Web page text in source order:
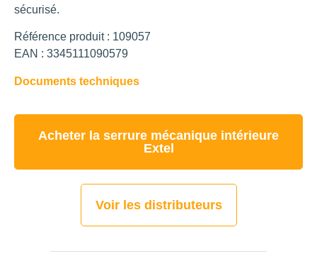
sécurisé.
Référence produit : 109057
EAN : 3345111090579
Documents techniques
Acheter la serrure mécanique intérieure
Extel
Voir les distributeurs